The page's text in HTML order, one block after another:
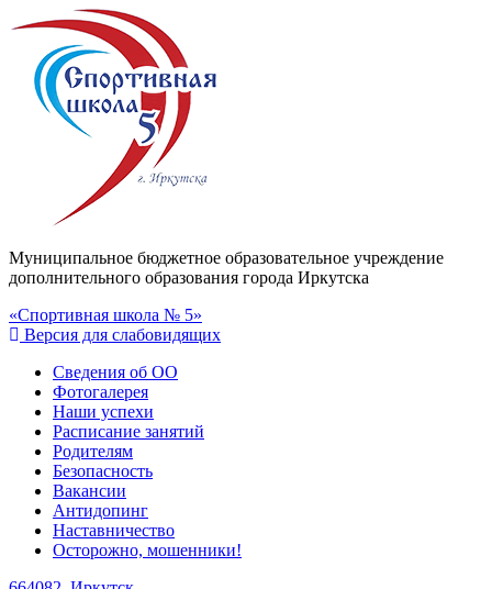
Муниципальное бюджетное образовательное учреждение
дополнительного образования города Иркутска
«Спортивная школа № 5»
Версия для слабовидящих
Сведения об ОО
Фотогалерея
Наши успехи
Расписание занятий
Родителям
Безопасность
Вакансии
Антидопинг
Наставничество
Осторожно, мошенники!